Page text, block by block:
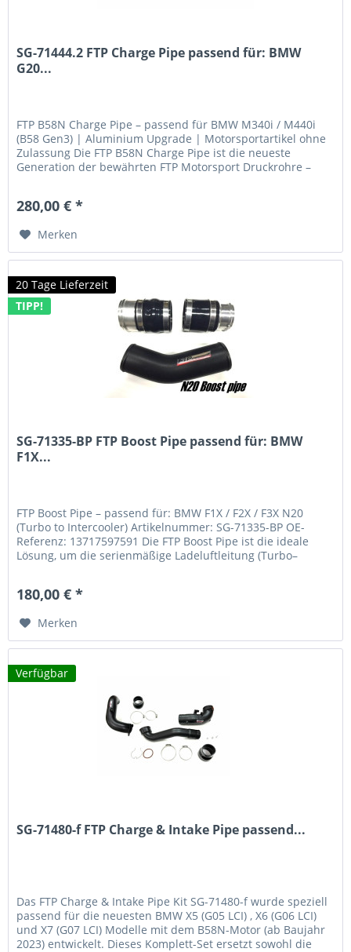
SG-71444.2 FTP Charge Pipe passend für: BMW
G20...
FTP B58N Charge Pipe – passend für BMW M340i / M440i
(B58 Gen3) | Aluminium Upgrade | Motorsportartikel ohne
Zulassung Die FTP B58N Charge Pipe ist die neueste
Generation der bewährten FTP Motorsport Druckrohre –
280,00 € *
Merken
20 Tage Lieferzeit
TIPP!
SG-71335-BP FTP Boost Pipe passend für: BMW
F1X...
FTP Boost Pipe – passend für: BMW F1X / F2X / F3X N20
(Turbo to Intercooler) Artikelnummer: SG-71335-BP OE-
Referenz: 13717597591 Die FTP Boost Pipe ist die ideale
Lösung, um die serienmäßige Ladeluftleitung (Turbo–
180,00 € *
Merken
Verfügbar
SG-71480-f FTP Charge & Intake Pipe passend...
Das FTP Charge & Intake Pipe Kit SG-71480-f wurde speziell
passend für die neuesten BMW X5 (G05 LCI) , X6 (G06 LCI)
und X7 (G07 LCI) Modelle mit dem B58N-Motor (ab Baujahr
2023) entwickelt. Dieses Komplett-Set ersetzt sowohl die